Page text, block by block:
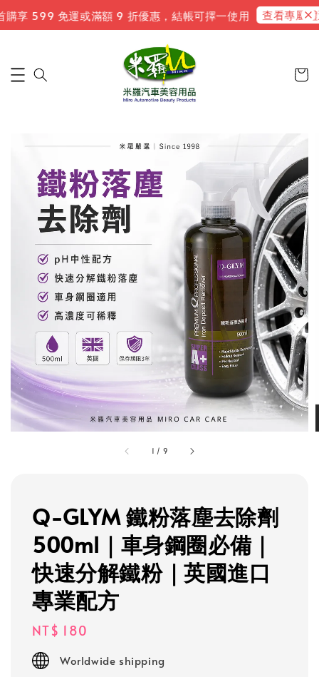
599 免運或滿額 9 折優惠，結帳可擇一使用 查看專屬禮遇
1 / 9
Q-GLYM 鐵粉落塵去除劑
500ml｜車身鋼圈必備｜
快速分解鐵粉｜英國進口
專業配方
Regular
price
NT$ 180
Worldwide shipping